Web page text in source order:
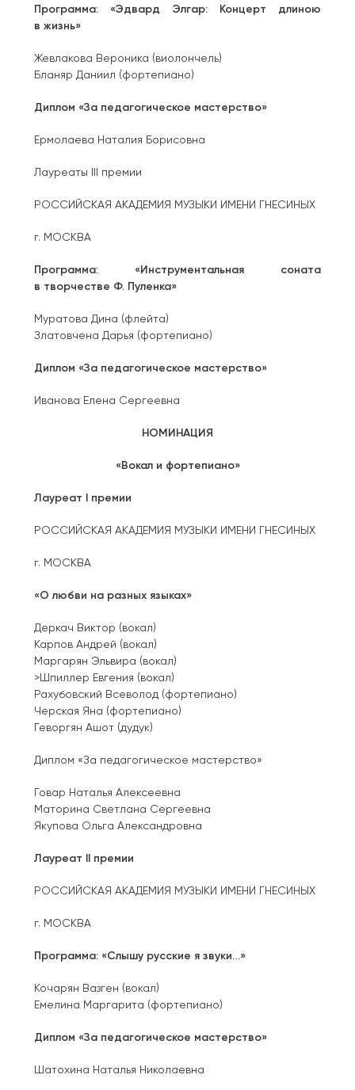
Программа: «Эдвард Элгар: Концерт длиною
в жизнь»
Жевлакова Вероника (виолончель)
Бланяр Даниил (фортепиано)
Диплом «За педагогическое мастерство»
Ермолаева Наталия Борисовна
Лауреаты III премии
РОССИЙСКАЯ АКАДЕМИЯ МУЗЫКИ ИМЕНИ ГНЕСИНЫХ
г. МОСКВА
Программа: «Инструментальная соната
в творчестве Ф. Пуленка»
Муратова Дина (флейта)
Златовчена Дарья (фортепиано)
Диплом «За педагогическое мастерство»
Иванова Елена Сергеевна
НОМИНАЦИЯ
«Вокал и фортепиано»
Лауреат I премии
РОССИЙСКАЯ АКАДЕМИЯ МУЗЫКИ ИМЕНИ ГНЕСИНЫХ
г. МОСКВА
«О любви на разных языках»
Деркач Виктор (вокал)
Карпов Андрей (вокал)
Маргарян Эльвира (вокал)
>Шпиллер Евгения (вокал)
Рахубовский Всеволод (фортепиано)
Черская Яна (фортепиано)
Геворгян Ашот (дудук)
Диплом «За педагогическое мастерство»
Говар Наталья Алексеевна
Маторина Светлана Сергеевна
Якупова Ольга Александровна
Лауреат II премии
РОССИЙСКАЯ АКАДЕМИЯ МУЗЫКИ ИМЕНИ ГНЕСИНЫХ
г. МОСКВА
Программа: «Слышу русские я звуки…»
Кочарян Вазген (вокал)
Емелина Маргарита (фортепиано)
Диплом «За педагогическое мастерство»
Шатохина Наталья Николаевна